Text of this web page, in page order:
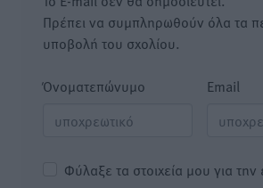
Πρέπει να συμπληρωθούν όλα τα
υποβολή του σχολίου.
Όνοματεπώνυμο Email
Φύλαξε τα στοιχεία μου για